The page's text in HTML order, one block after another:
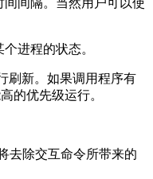
进程的状态。
刷新。如果调用程序有
的优先级运行。
去除交互命令所带来的